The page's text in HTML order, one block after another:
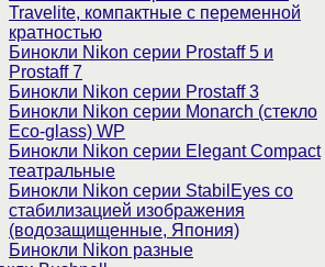
Travelite, компактные с переменной
кратностью
Бинокли Nikon серии Prostaff 5 и
Prostaff 7
Бинокли Nikon серии Prostaff 3
Бинокли Nikon серии Monarch (стекло
Eco-glass) WP
Бинокли Nikon серии Elegant Compact
театральные
Бинокли Nikon серии StabilEyes со
стабилизацией изображения
(водозащищенные, Япония)
Бинокли Nikon разные